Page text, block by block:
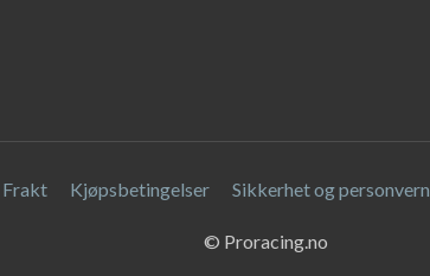
Frakt Kjøpsbetingelser Sikkerhet og personvern
© Proracing.no